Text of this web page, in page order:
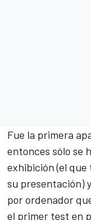
Fue la primera
entonces sólo se
exhibición (el que
su presentación)
por ordenador
el primer test en